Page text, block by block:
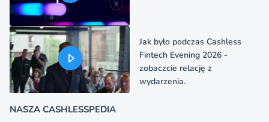
Jak było podczas Cashless
Fintech Evening 2026 -
zobaczcie relację z
wydarzenia.
NASZA CASHLESSPEDIA